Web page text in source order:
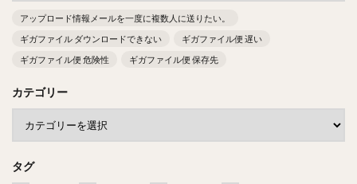
アップロード情報メールを一度に複数人に送りたい。
ギガファイル ダウンロードできない
ギガファイル便 遅い
ギガファイル便 危険性
ギガファイル便 保存先
カテゴリー
タグ